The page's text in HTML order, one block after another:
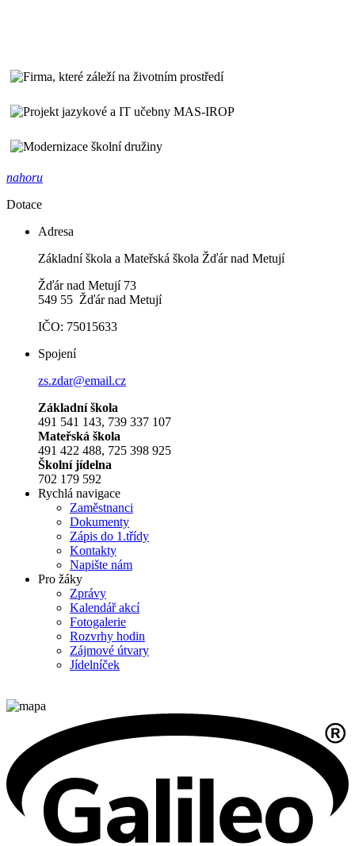
nahoru
Dotace
Adresa
Základní škola a Mateřská škola Žďár nad Metují
Žďár nad Metují 73
549 55 Žďár nad Metují
IČO: 75015633
Spojení
zs.zdar@email.cz
Základní škola
491 541 143, 739 337 107
Mateřská škola
491 422 488, 725 398 925
Školní jídelna
702 179 592
Rychlá navigace
Zaměstnanci
Dokumenty
Zápis do 1.třídy
Kontakty
Napište nám
Pro žáky
Zprávy
Kalendář akcí
Fotogalerie
Rozvrhy hodin
Zájmové útvary
Jídelníček